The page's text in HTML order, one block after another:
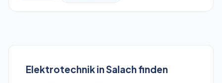
ElektrotechnikinSalach finden